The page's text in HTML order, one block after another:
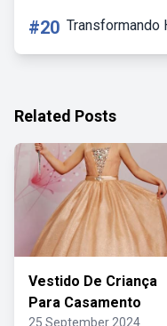
#20 Transformando
Related Posts
Vestido De Criança
Para Casamento
25 September 2024